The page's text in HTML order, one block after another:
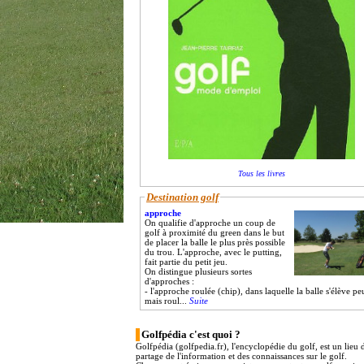
Tous les livres
Destination golf
approche
On qualifie d'approche un coup de
golf à proximité du green dans le but
de placer la balle le plus près possible
du trou. L'approche, avec le putting,
fait partie du petit jeu.
On distingue plusieurs sortes
d'approches :
- l'approche roulée (chip), dans laquelle la balle s'élève
mais roul... Suite
Golfpédia c'est quoi ?
Golfpédia (golfpedia.fr), l'encyclopédie du golf, est un lieu
partage de l'information et des connaissances sur le golf.